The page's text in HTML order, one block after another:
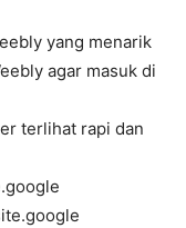
yang menarik
agar masuk di
terlihat rapi dan